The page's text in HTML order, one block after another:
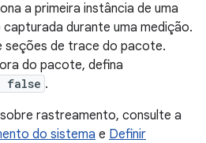
a primeira instância de uma
durante uma medição.
seções de trace do pacote.
do pacote, defina
false .
rastreamento, consulte a
do sistema e Definir